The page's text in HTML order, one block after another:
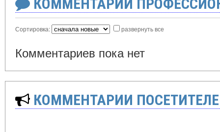
КОММЕНТАРИИ
Сортировка: развернуть все
Комментариев пока нет
КОММЕНТАРИИ